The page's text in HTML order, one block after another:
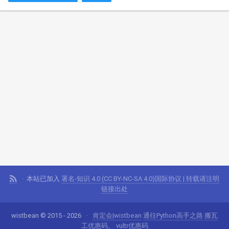
本站已加入 署名-知识 4.0 (CC BY-NC-SA 4.0)国际协议 | 转载请注明
链接出处
wistbean © 2015 - 2026 肯定会|wistbean 通往Python高手之路 搬瓦
工优惠码、 vultr优惠码